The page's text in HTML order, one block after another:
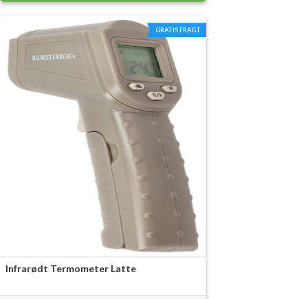
vaniljecreme og temp
GRATIS FRAGT
Infrarødt Termometer Latte